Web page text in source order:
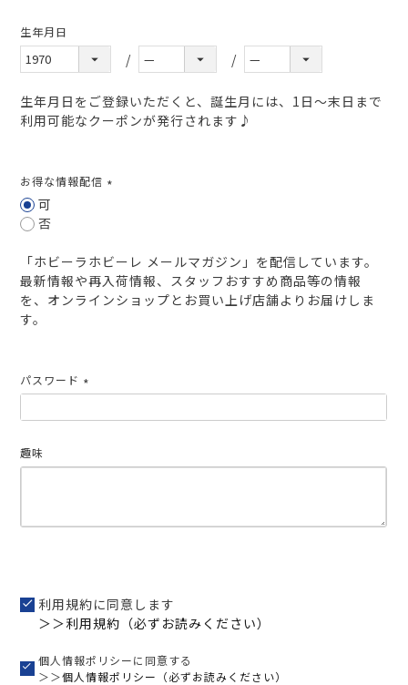
生年月日
生年月日をご登録いただくと、誕生月には、1日～末日まで
利用可能なクーポンが発行されます♪
お得な情報配信
可
否
「ホビーラホビーレ メールマガジン」を配信しています。
最新情報や再入荷情報、スタッフおすすめ商品等の情報
を、オンラインショップとお買い上げ店舗よりお届けしま
す。
パスワード
須)
趣味
利用規約に同意します
＞＞利用規約（必ずお読みください）
個人情報ポリシーに同意する
＞＞個人情報ポリシー（必ずお読みください）